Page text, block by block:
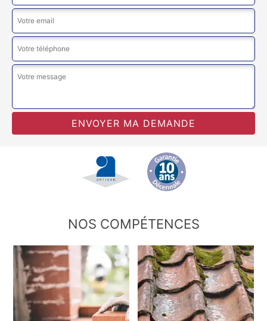
NOS COMPÉTENCES